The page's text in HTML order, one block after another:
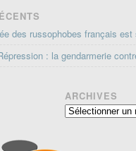
des russophobes français est
: la gendarmerie
ARCHIVES
Archives